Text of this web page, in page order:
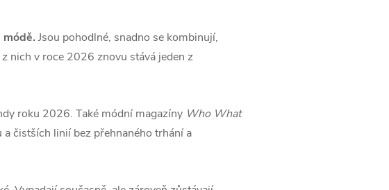
Jsou pohodlné, snadno se kombinují,
nich v roce 2026 znovu stává jeden z
roku 2026. Také módní magazíny Who What
čistších linií bez přehnaného trhání a